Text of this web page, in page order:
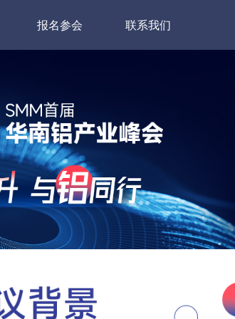
报名参会 联系我们